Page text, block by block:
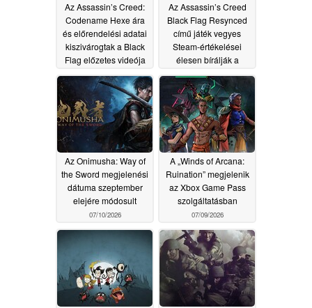
Az Assassin’s Creed:
Codename Hexe ára
és előrendelési adatai
kiszivárogtak a Black
Flag előzetes videója
után07/15/2026
Az Assassin’s Creed
Black Flag Resynced
című játék vegyes
Steam-értékelései
élesen bírálják a
mikrotranszakciókat
07/10/2026
Az Onimusha: Way of
the Sword megjelenési
dátuma szeptember
elejére módosult
07/10/2026
A „Winds of Arcana:
Ruination” megjelenik
az Xbox Game Pass
szolgáltatásban
07/09/2026